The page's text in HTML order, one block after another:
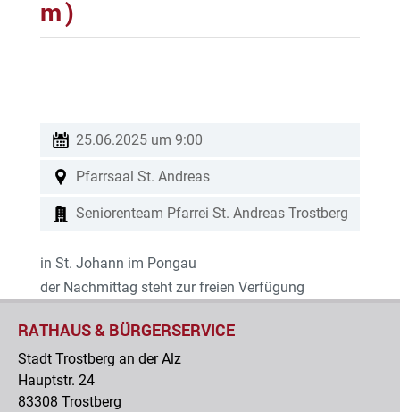
m)
25.06.2025 um 9:00
Pfarrsaal St. Andreas
Seniorenteam Pfarrei St. Andreas Trostberg
in St. Johann im Pongau
der Nachmittag steht zur freien Verfügung
RATHAUS & BÜRGERSERVICE
Stadt Trostberg an der Alz
Hauptstr. 24
83308 Trostberg